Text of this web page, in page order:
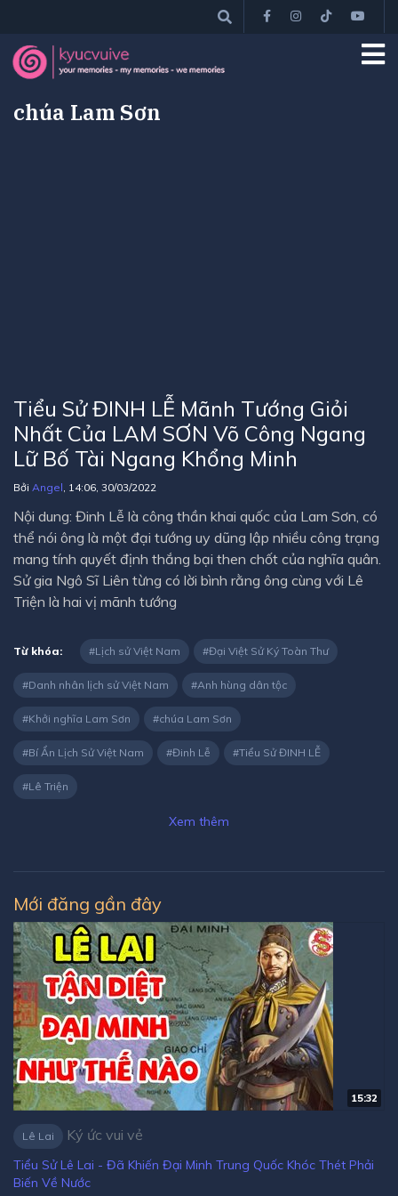
chúa Lam Sơn
Tiểu Sử ĐINH LỄ Mãnh Tướng Giỏi
Nhất Của LAM SƠN Võ Công Ngang
Lữ Bố Tài Ngang Khổng Minh
Bởi Angel, 14:06, 30/03/2022
Nội dung: Đinh Lễ là công thần khai quốc của Lam Sơn, có
thể nói ông là một đại tướng uy dũng lập nhiều công trạng
mang tính quyết định thắng bại then chốt của nghĩa quân.
Sử gia Ngô Sĩ Liên từng có lời bình rằng ông cùng với Lê
Triện là hai vị mãnh tướng
Từ khóa: Lịch sử Việt Nam Đại Việt Sử Ký Toàn Thư
Danh nhân lịch sử Việt Nam Anh hùng dân tộc
Khởi nghĩa Lam Sơn chúa Lam Sơn
Bí Ẩn Lịch Sử Việt Nam Đinh Lễ Tiểu Sử ĐINH LỄ
Lê Triện
Xem thêm
Mới đăng gần đây
15:32
Lê Lai Ký ức vui vẻ
Tiểu Sử Lê Lai - Đã Khiến Đại Minh Trung Quốc Khóc Thét Phải
Biến Về Nước